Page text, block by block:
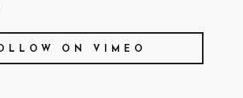
ON VIMEO